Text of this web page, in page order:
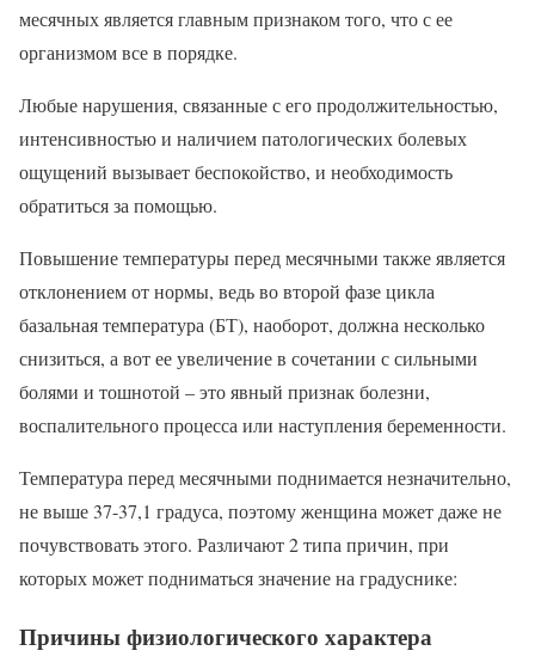
месячных является главным признаком того, что с ее
организмом все в порядке.
Любые нарушения, связанные с его продолжительностью,
интенсивностью и наличием патологических болевых
ощущений вызывает беспокойство, и необходимость
обратиться за помощью.
Повышение температуры перед месячными также является
отклонением от нормы, ведь во второй фазе цикла
базальная температура (БТ), наоборот, должна несколько
снизиться, а вот ее увеличение в сочетании с сильными
болями и тошнотой – это явный признак болезни,
воспалительного процесса или наступления беременности.
Температура перед месячными поднимается незначительно,
не выше 37-37,1 градуса, поэтому женщина может даже не
почувствовать этого. Различают 2 типа причин, при
которых может подниматься значение на градуснике:
Причины физиологического характера